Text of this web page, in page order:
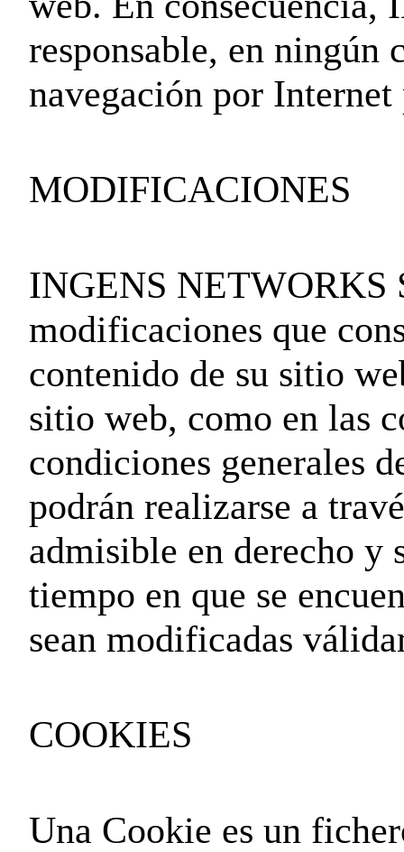
responsable, en ningún
navegación por
MODIFICACIONES
INGENS NETWORKS
modificaciones que
contenido de su sitio
sitio web, como en las
condiciones generales
podrán realizarse a
admisible en derecho y
tiempo en que se
sean modificadas
COOKIES
Una Cookie es un